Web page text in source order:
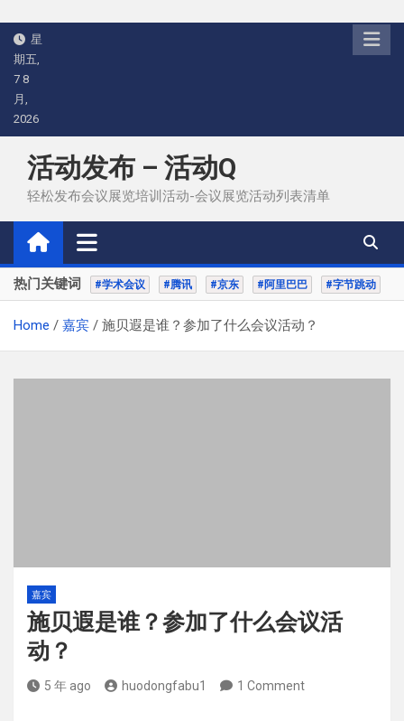
Skip
content
星
期五,
7 8
月,
2026
活动发布 – 活动Q
轻松发布会议展览培训活动-会议展览活动列表清单
热门关键词 #学术会议 #腾讯 #京东 #阿里巴巴 #字节跳动
Home 嘉宾 施贝遐是谁？参加了什么会议活动？
嘉宾
施贝遐是谁？参加了什么会议活
动？
5 年 ago huodongfabu1 1 Comment